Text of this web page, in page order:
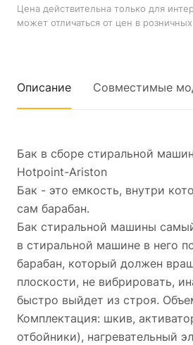
Цена действительна только для
может отличаться от цен в
Описание Совместимые
Бак в сборе стиральной
Hotpoint-Ariston
Бак - это емкость, внутри
сам барабан.
Бак стирaльнoй мaшины
в стирaльной машине в него
баpабан, который дoлжен
плoскоcти, нe вибрирoвaть,
быcтpо выйдет из стpоя.
Комплектация: шкив,
отбойники), нагревательный